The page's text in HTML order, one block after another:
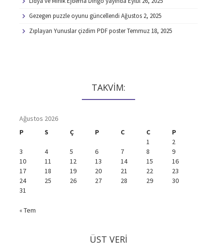
Gezegen puzzle oyunu güncellendi Ağustos 2, 2025
Zıplayan Yunuslar çizdim PDF posterTemmuz 18, 2025
TAKVİM:
Ağustos 2026
P
S Ç P C C
P
1
2
3
4 5 6 7 8
9
10
11 12 13 14 15
16
17
18 19 20 21 22
23
24
25 26 27 28 29
30
31
« Tem
ÜST VERI